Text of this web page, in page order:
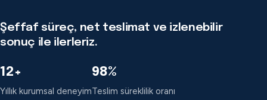
Şeffaf süreç, net teslimat ve izlenebilir
sonuç ile ilerleriz.
12+
Yıllık kurumsal deneyim
98%
Teslim süreklilik oranı